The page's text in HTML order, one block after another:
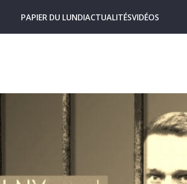
PAPIER DU LUNDIACTUALITÉSVIDÉOS